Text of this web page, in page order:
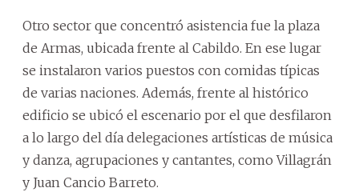
Otro sector que concentró asistencia fue la plaza
de Armas, ubicada frente al Cabildo. En ese lugar
se instalaron varios puestos con comidas típicas
de varias naciones. Además, frente al histórico
edificio se ubicó el escenario por el que desfilaron
a lo largo del día delegaciones artísticas de música
y danza, agrupaciones y cantantes, como Villagrán
y Juan Cancio Barreto.